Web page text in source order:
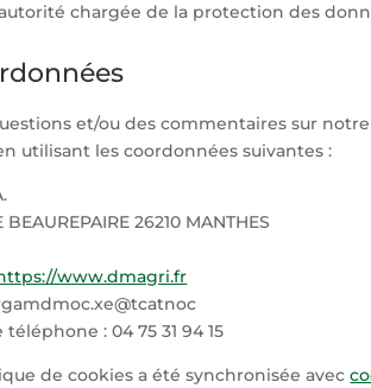
chargée de la protection des
et/ou des commentaires sur
utilisant les coordonnées suivantes :
BEAUREPAIRE 26210 MANTHES
www.dmagri.fr
contact@
ex.com
: 04 75 31 94 15
de cookies a été synchronisée avec